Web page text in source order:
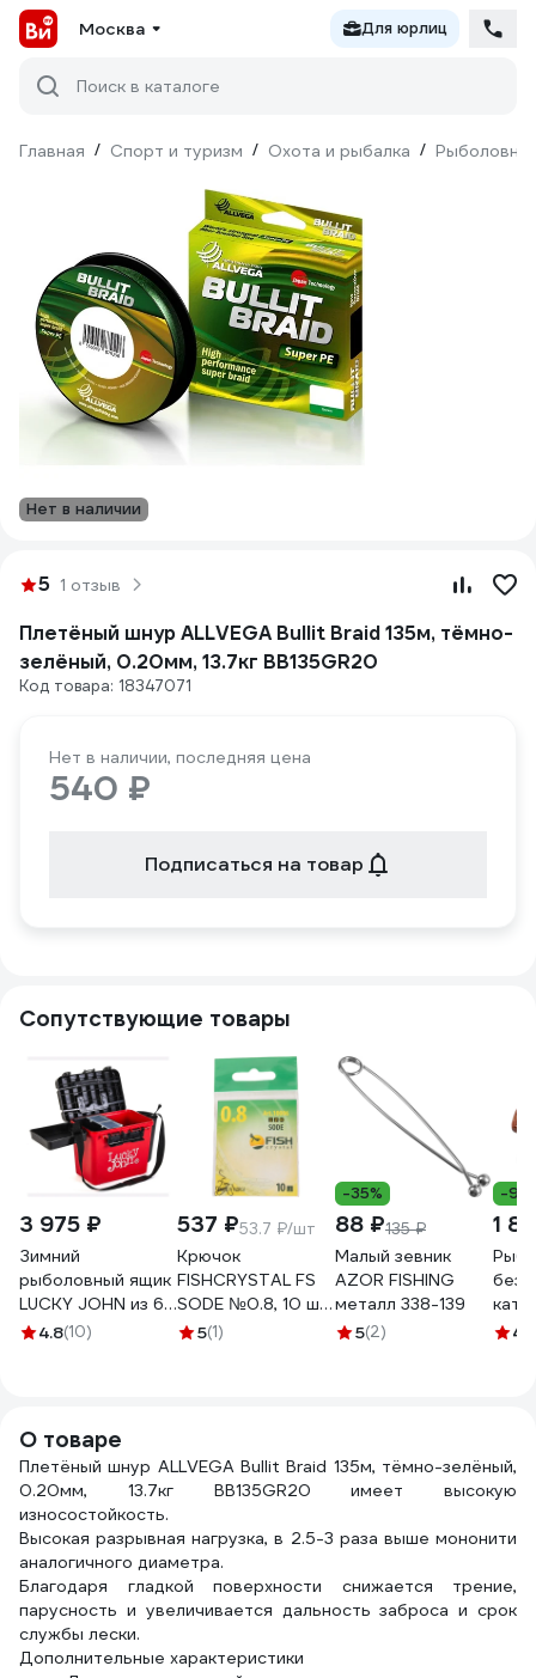
Москва Для юрлиц
Поиск в каталоге
Главная / Спорт и туризм / Охота и рыбалка /
Нет в наличии
5 1 отзыв
Плетёный шнур ALLVEGA Bullit Braid 135м, тёмно-
зелёный, 0.20мм, 13.7кг BB135GR20
Код товара: 18347071
Нет в наличии, последняя цена
540 ₽
Подписаться на товар
Сопутствующие товары
3 975 ₽
Зимний
рыболовный ящик
LUCKY JOHN из 6-
ти частей LJ2050
4.8(10)
537 ₽53.7 ₽/шт
Крючок
FISHCRYSTAL FS
SODE №0.8, 10 шт
10006-008F
5(1)
-35%
88 ₽135 ₽
Малый зевник
AZOR FISHING
металл 338-139
5(2)
-9%
1
4.6
О товаре
Плетёный шнур ALLVEGA Bullit Braid 135м, тёмно-зелёный,
0.20мм, 13.7кг BB135GR20 имеет высокую
износостойкость.
Высокая разрывная нагрузка, в 2.5-3 раза выше мононити
аналогичного диаметра.
Благодаря гладкой поверхности снижается трение,
парусность и увеличивается дальность заброса и срок
службы лески.
Дополнительные характеристики